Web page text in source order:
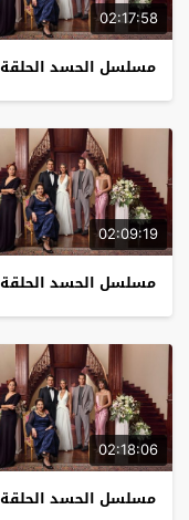
02:17:58
مسلسل الحسد الحلقة 9
02:09:19
مسلسل الحسد الحلقة 7
02:18:06
مسلسل الحسد الحلقة 5